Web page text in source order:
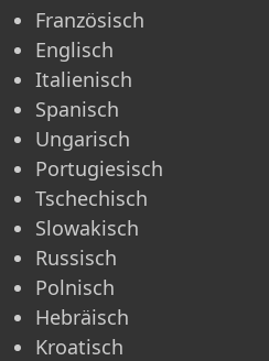
Französisch
Englisch
Italienisch
Spanisch
Ungarisch
Portugiesisch
Tschechisch
Slowakisch
Russisch
Polnisch
Hebräisch
Kroatisch